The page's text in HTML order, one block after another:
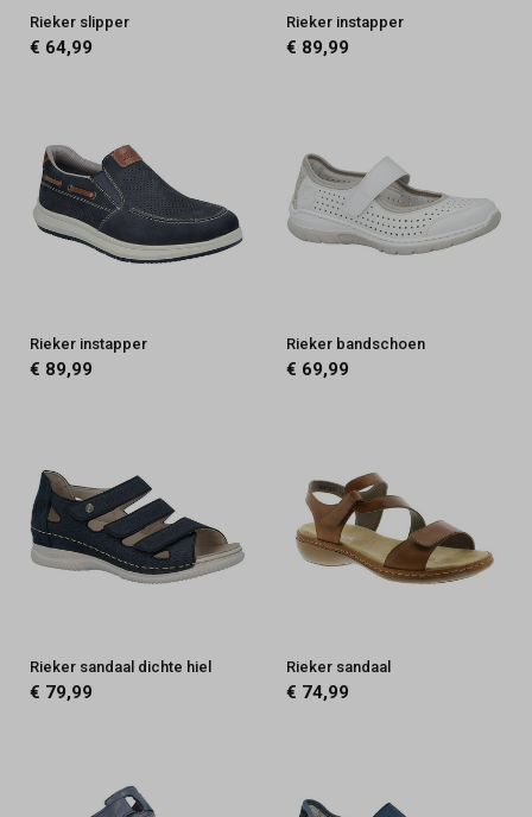
Rieker slipper
€ 64,99
Rieker instapper
€ 89,99
Rieker instapper
€ 89,99
Rieker bandschoen
€ 69,99
Rieker sandaal dichte hiel
€ 79,99
Rieker sandaal
€ 74,99